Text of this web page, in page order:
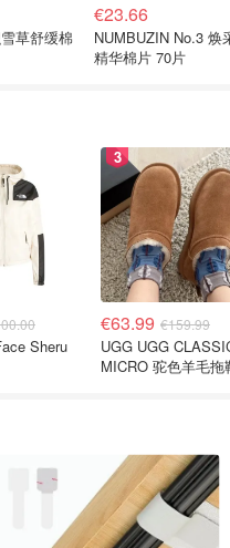
草舒缓棉
€23.66
NUMBUZIN No.3 焕
精华棉片 70片
Sheru
3
€63.99 €159.99
UGG UGG
MICRO 驼色羊毛拖